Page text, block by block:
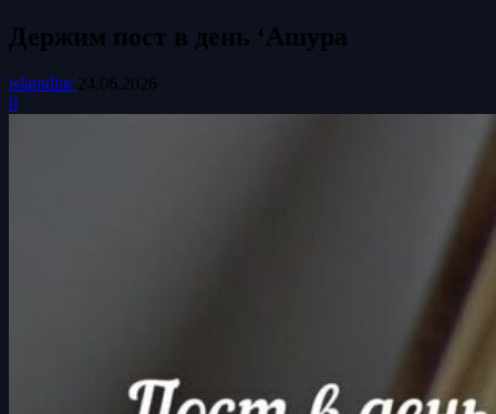
Держим пост в день ‘Ашура
islamdinr 24.06.2026
0